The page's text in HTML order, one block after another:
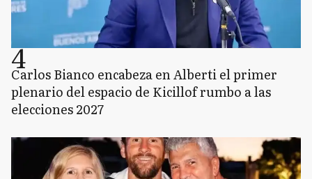
4
Carlos Bianco encabeza en Alberti el primer
plenario del espacio de Kicillof rumbo a las
elecciones 2027